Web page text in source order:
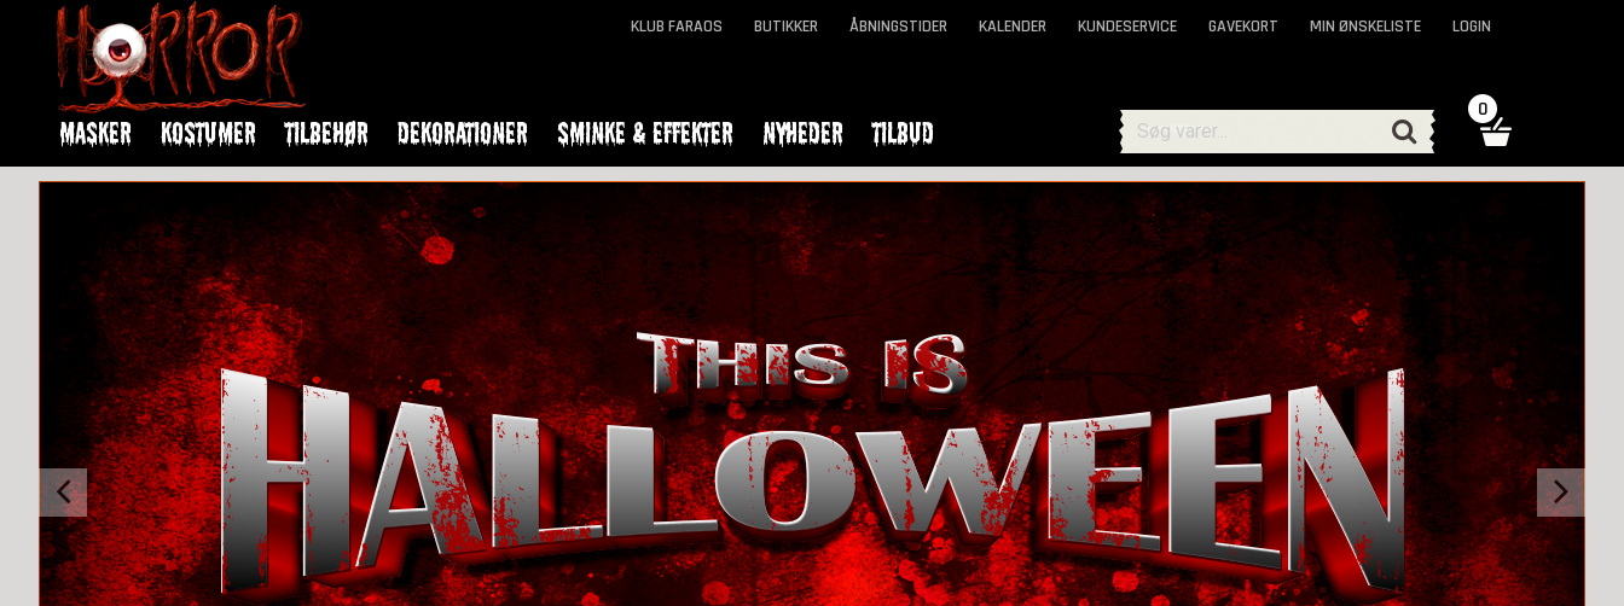
Previous Next
KLUB FARAOS BUTIKKER ÅBNINGSTIDER KALENDER KUNDESERVICE GAVEKORT MIN ØNSKELISTE LOGIN
MASKER KOSTUMER TILBEHØR DEKORATIONER SMINKE & EFFEKTER NYHEDER TILBUD
0